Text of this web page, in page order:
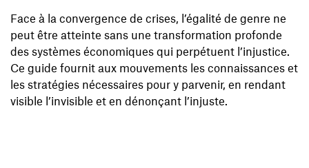
Face à la convergence de crises, l’égalité de genre ne
peut être atteinte sans une transformation profonde
des systèmes économiques qui perpétuent l’injustice.
Ce guide fournit aux mouvements les connaissances et
les stratégies nécessaires pour y parvenir, en rendant
visible l’invisible et en dénonçant l’injuste.